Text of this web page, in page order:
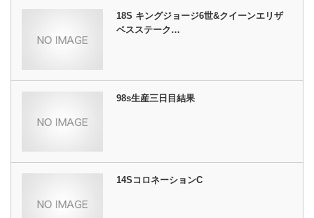
18S キングジョージ6世&クイーンエリザ
ベスステーク…
98s生産三日目結果
14SコロネーションC